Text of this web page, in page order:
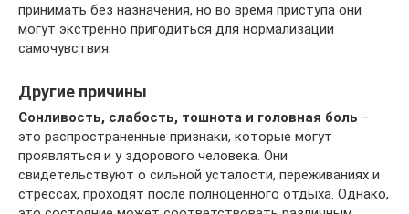
принимать без назначения, но во время приступа они
могут экстренно пригодиться для нормализации
самочувствия.
Другие причины
Сонливость, слабость, тошнота и головная боль –
это распространенные признаки, которые могут
проявляться и у здорового человека. Они
свидетельствуют о сильной усталости, переживаниях и
стрессах, проходят после полноценного отдыха. Однако,